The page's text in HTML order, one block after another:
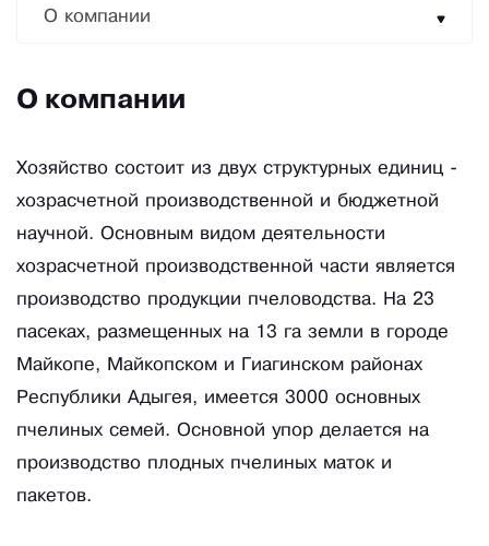
О компании
О компании
Хозяйство состоит из двух структурных единиц -
хозрасчетной производственной и бюджетной
научной. Основным видом деятельности
хозрасчетной производственной части является
производство продукции пчеловодства. На 23
пасеках, размещенных на 13 га земли в городе
Майкопе, Майкопском и Гиагинском районах
Республики Адыгея, имеется 3000 основных
пчелиных семей. Основной упор делается на
производство плодных пчелиных маток и
пакетов.